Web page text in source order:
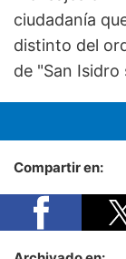
ciudadanía
distinto del
de "San
Compartir en: